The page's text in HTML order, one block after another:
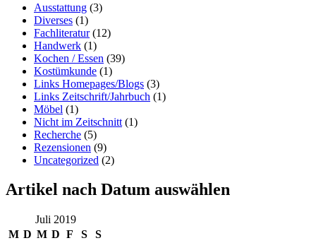
Ausstattung (3)
Diverses (1)
Fachliteratur(12)
Handwerk (1)
Kochen / Essen (39)
Kostümkunde (1)
Links Homepages/Blogs (3)
Links Zeitschrift/Jahrbuch (1)
Möbel (1)
Nicht im Zeitschnitt (1)
Recherche (5)
Rezensionen (9)
Uncategorized (2)
Artikel nach Datum auswählen
Juli 2019
M D M D F S
S